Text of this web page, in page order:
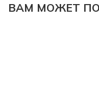
ВАМ МОЖЕТ